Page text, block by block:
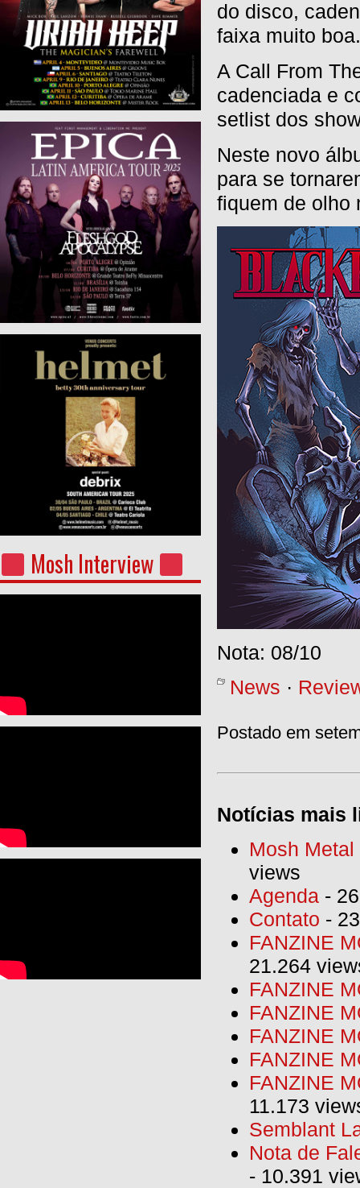
Mosh Interview
do disco,
faixa muito boa.
A Call From
cadenciada e
setlist dos
Neste novo
para se
fiquem de olho
Nota: 08/10
News ·
Postado em
Notícias mais
Mosh
views
Agenda -
Contato -
FANZINE
21.264
FANZINE
FANZINE
FANZINE
FANZINE
FANZINE
11.173
Semblant
Nota de
- 10.391